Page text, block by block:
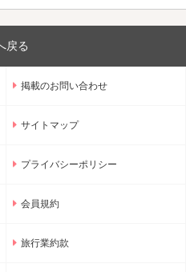
戻る
掲載のお問い合わせ
サイトマップ
プライバシーポリシー
会員規約
旅行業約款